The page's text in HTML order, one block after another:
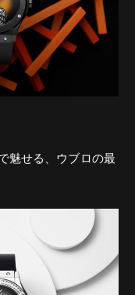
魅せる、ウブロの最